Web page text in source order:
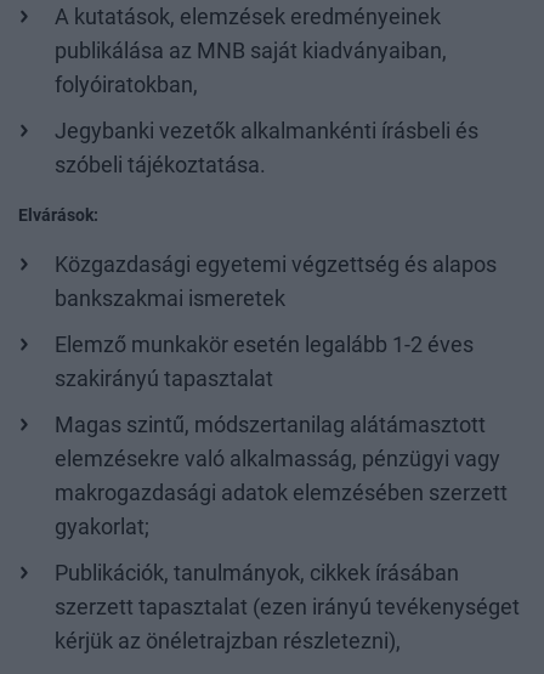
A kutatások, elemzések eredményeinek
publikálása az MNB saját kiadványaiban,
folyóiratokban,
Jegybanki vezetők alkalmankénti írásbeli és
szóbeli tájékoztatása.
Elvárások:
Közgazdasági egyetemi végzettség és alapos
bankszakmai ismeretek
Elemző munkakör esetén legalább 1-2 éves
szakirányú tapasztalat
Magas szintű, módszertanilag alátámasztott
elemzésekre való alkalmasság, pénzügyi vagy
makrogazdasági adatok elemzésében szerzett
gyakorlat;
Publikációk, tanulmányok, cikkek írásában
szerzett tapasztalat (ezen irányú tevékenységet
kérjük az önéletrajzban részletezni),